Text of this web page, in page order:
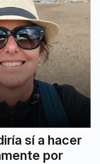
sí a hacer
por